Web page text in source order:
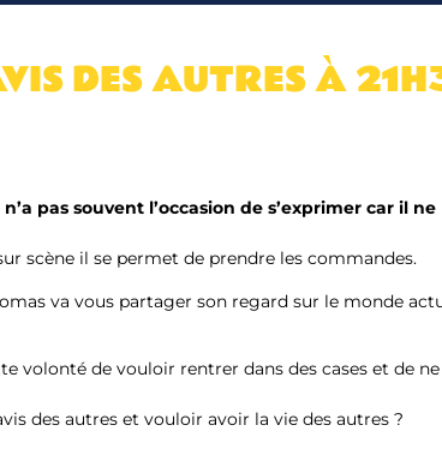
DES AUTRES À
pas souvent l’occasion de s’exprimer car il
scène il se permet de prendre les commandes.
va vous partager son regard sur le monde
volonté de vouloir rentrer dans des cases et de
des autres et vouloir avoir la vie des autres ?